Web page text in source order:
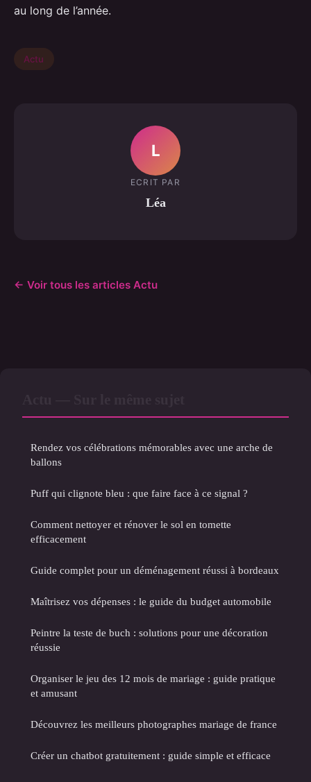
au long de l’année.
Actu
L
ECRIT PAR
Léa
← Voir tous les articles Actu
Rendez vos célébrations mémorables avec une arche de
ballons
Puff qui clignote bleu : que faire face à ce signal ?
Comment nettoyer et rénover le sol en tomette
efficacement
Guide complet pour un déménagement réussi à bordeaux
Maîtrisez vos dépenses : le guide du budget automobile
Peintre la teste de buch : solutions pour une décoration
réussie
Organiser le jeu des 12 mois de mariage : guide pratique
et amusant
Découvrez les meilleurs photographes mariage de france
Créer un chatbot gratuitement : guide simple et efficace